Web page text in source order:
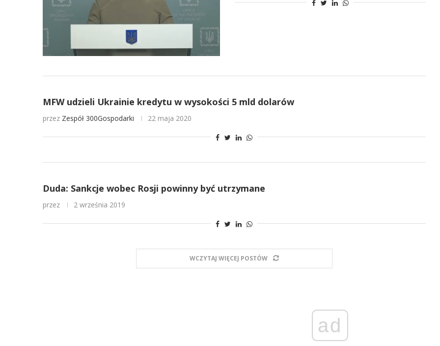
MFW udzieli Ukrainie kredytu w wysokości 5 mld dolarów
przez Zespół 300Gospodarki 22 maja 2020
Duda: Sankcje wobec Rosji powinny być utrzymane
przez 2 września 2019
WCZYTAJ WIĘCEJ POSTÓW
ad